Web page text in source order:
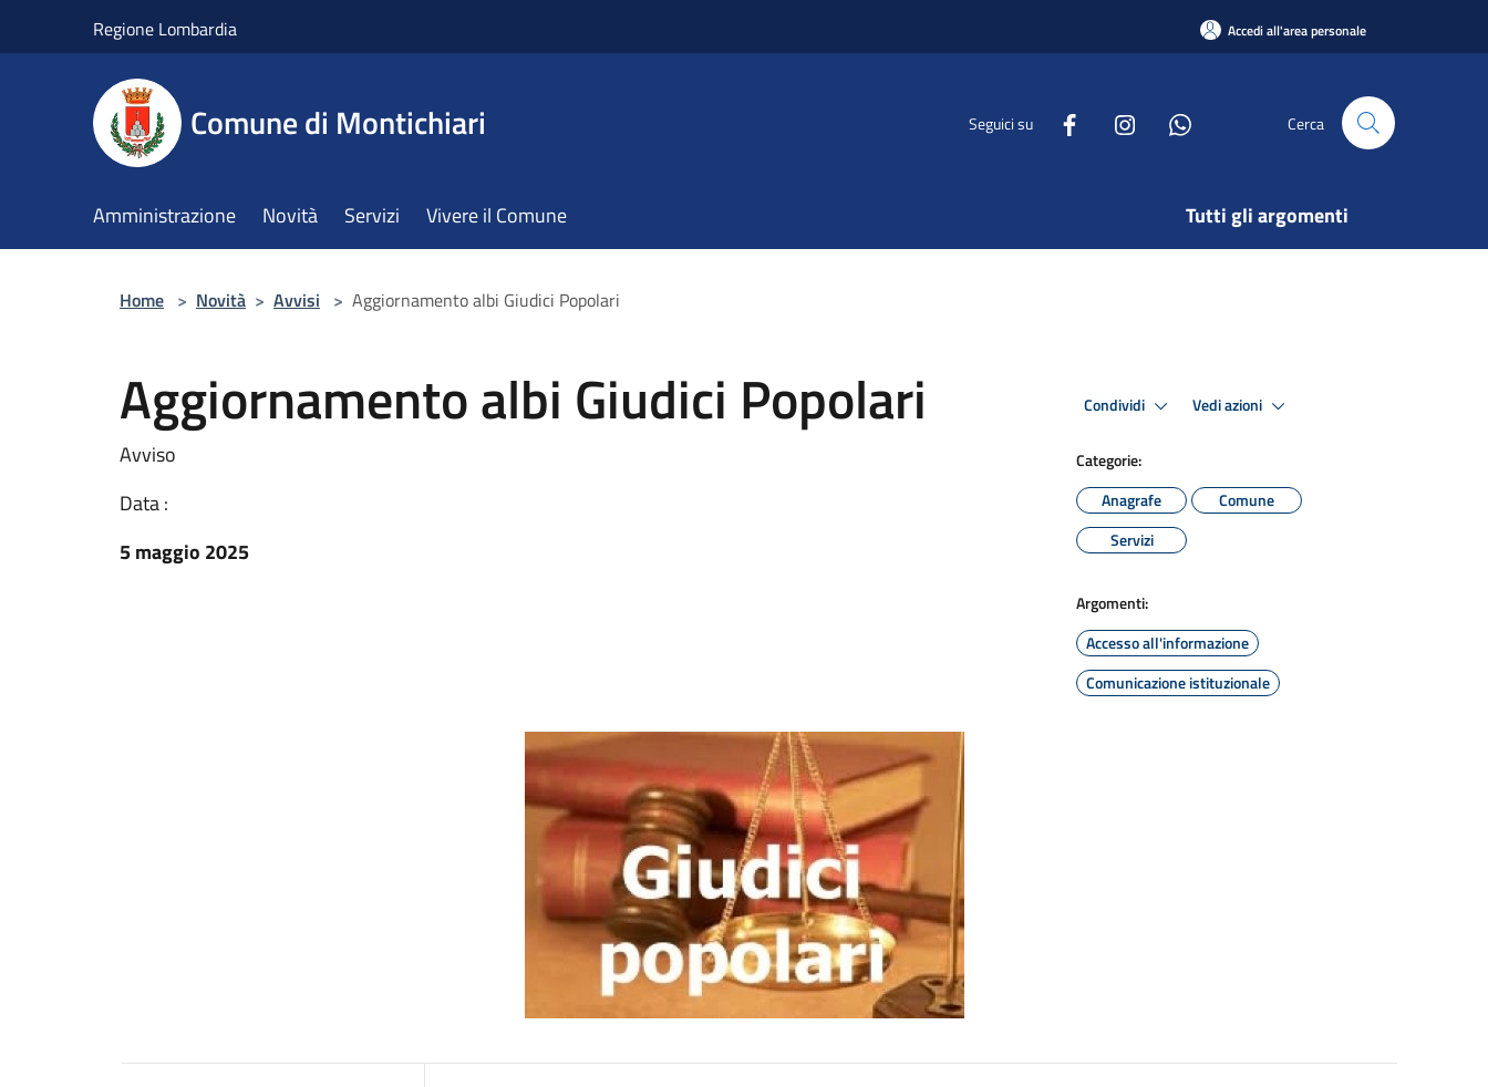
Regione Lombardia Accedi all'area personale
Comune di Montichiari Seguici su Cerca
Amministrazione Novità Servizi Vivere il Comune Tutti gli argomenti
Home > Novità > Avvisi > Aggiornamento albi Giudici Popolari
Aggiornamento albi Giudici Popolari
Avviso
Data :
5 maggio 2025
Condividi Vedi azioni
Categorie:
Anagrafe
Comune
Servizi
Argomenti:
Accesso all'informazione
Comunicazione istituzionale